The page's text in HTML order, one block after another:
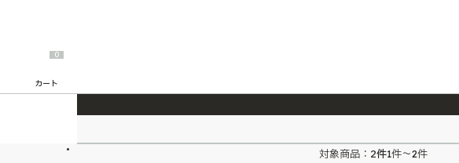
2026/7/23 『ONE PIECE magazine 021 ONE PIECEカード付き同梱版』発売延期のご案内
0
カート
対象商品： 2件1件～2件